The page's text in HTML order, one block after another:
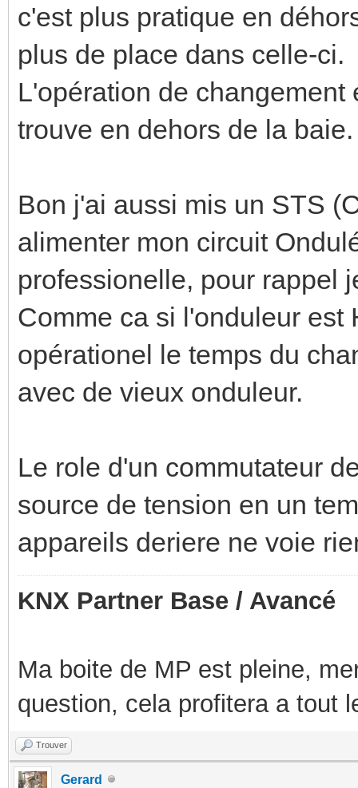
c'est plus pratique en
plus de place dans celle-ci.
L'opération de
trouve en dehors de la baie.
Bon j'ai aussi mis un STS
alimenter mon circuit
professionelle, pour rappel
Comme ca si l'onduleur est
opérationel le temps du
avec de vieux onduleur.
Le role d'un commutateur
source de tension en un
appareils deriere ne voie
KNX Partner Base / Avancé
Ma boite de MP est pleine,
question, cela profitera a tout
Trouver
Gerard